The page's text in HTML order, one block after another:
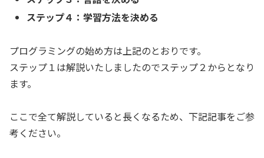
ステップ４：学習方法を決める
プログラミングの始め方は上記のとおりです。
ステップ１は解説いたしましたのでステップ２からとなり
ます。
ここで全て解説していると長くなるため、下記記事をご参
考ください。